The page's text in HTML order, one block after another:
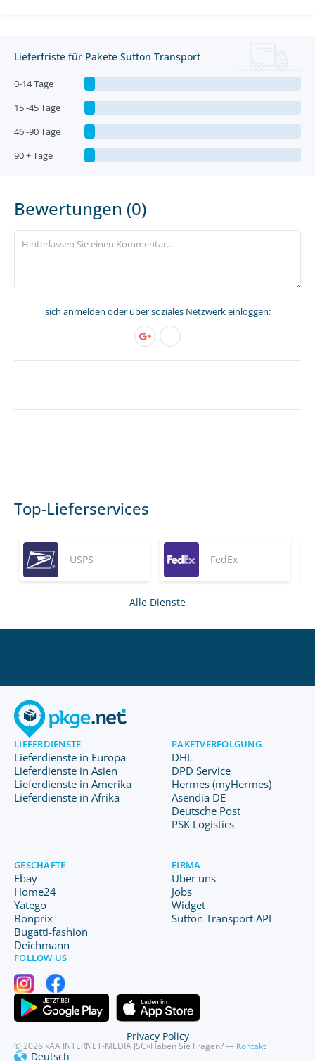
Lieferfriste für Pakete Sutton Transport
0-14 Tage
15 -45 Tage
46 -90 Tage
90 + Tage
Bewertungen (0)
sich anmelden oder über soziales Netzwerk einloggen:
Top-Lieferservices
USPS FedEx
Alle Dienste
LIEFERDIENSTE
Lieferdienste in Europa
Lieferdienste in Asien
Lieferdienste in Amerika
Lieferdienste in Afrika
PAKETVERFOLGUNG
DHL
DPD Service
Hermes (myHermes)
Asendia DE
Deutsche Post
PSK Logistics
GESCHÄFTE
Ebay
Home24
Yatego
Bonprix
Bugatti-fashion
Deichmann
FIRMA
Über uns
Jobs
Widget
Sutton Transport API
FOLLOW US
© 2026 «AA INTERNET-MEDIA JSC»Haben Sie Fragen? — Kontakt
Deutsch
Privacy Policy